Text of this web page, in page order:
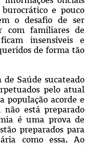
e pouco
o desafio de ser
com familiares de
insensíveis e
de forma tão
Saúde sucateado
pelo atual
população acorde e
está preparado
é uma prova de
preparados para
como essa. Ao